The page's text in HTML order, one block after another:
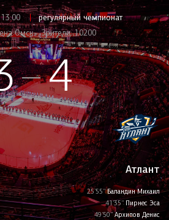
регулярный чемпионат
Омск», Зрители: 10200
4
Атлант
25'55''Баландин Михаил
41'35''Пирнес Эса
49'50''Архипов Денис